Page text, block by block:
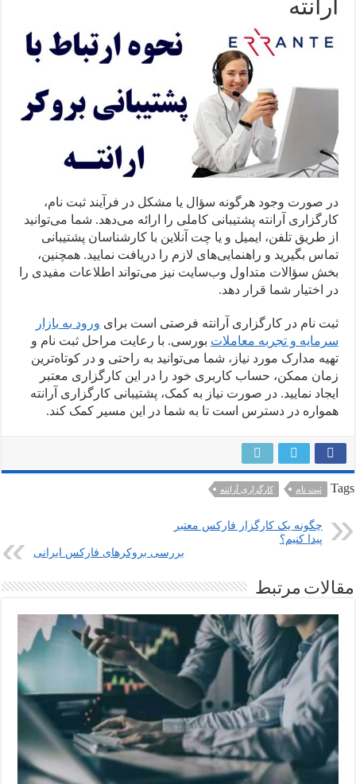
آرانته
در صورت وجود هرگونه سؤال یا مشکل در فرآیند ثبت نام،
کارگزاری آرانته پشتیبانی کاملی را ارائه می‌دهد. شما می‌توانید
از طریق تلفن، ایمیل و یا چت آنلاین با کارشناسان پشتیبانی
تماس بگیرید و راهنمایی‌های لازم را دریافت نمایید. همچنین،
بخش سؤالات متداول وب‌سایت نیز می‌تواند اطلاعات مفیدی را
در اختیار شما قرار دهد.
ثبت نام در کارگزاری آرانته فرصتی است برای ورود به بازار
سرمایه و تجربه معاملات بورسی. با رعایت مراحل ثبت نام و
تهیه مدارک مورد نیاز، شما می‌توانید به راحتی و در کوتاه‌ترین
زمان ممکن، حساب کاربری خود را در این کارگزاری معتبر
ایجاد نمایید. در صورت نیاز به کمک، پشتیبانی کارگزاری آرانته
همواره در دسترس است تا به شما در این مسیر کمک کند.
Tags ثبت نام کارگزاری آرانته
چگونه یک کارگزار فارکس معتبر
پیدا کنیم؟
بررسی بروکرهای فارکس ایرانی
مقالات مرتبط